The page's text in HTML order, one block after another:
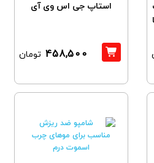
استاپ جی اس وی آی
458,500 تومان